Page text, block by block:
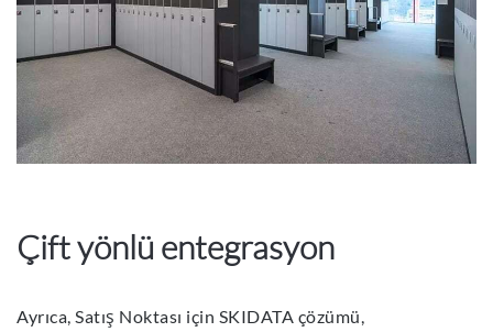
Çift yönlü entegrasyon
Ayrıca, Satış Noktası için SKIDATA çözümü,